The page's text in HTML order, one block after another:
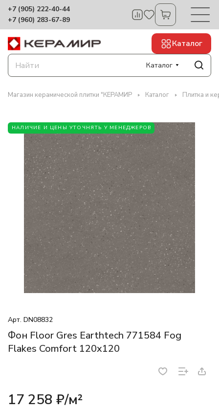
+7 (905) 222-40-44
+7 (960) 283-67-89
Каталог
Каталог
Магазин керамической плитки "КЕРАМИР Каталог Плитка и
НАЛИЧИЕ И ЦЕНЫ УТОЧНЯТЬ У МЕНЕДЖЕРОВ
Арт. DN08832
Фон Floor Gres Earthtech 771584 Fog
Flakes Comfort 120x120
17 258 ₽/м²